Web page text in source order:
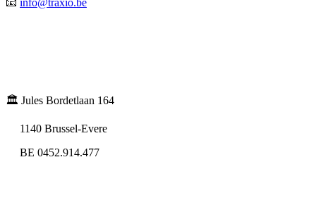
🏛️ Jules Bordetlaan 164
1140 Brussel-Evere
BE 0452.914.477